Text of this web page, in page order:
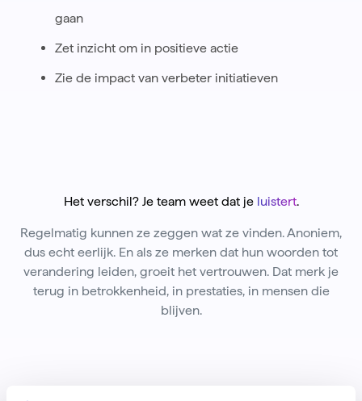
gaan
Zet inzicht om in positieve actie
Zie de impact van verbeter initiatieven
Het verschil? Je team weet dat je luistert.
Regelmatig kunnen ze zeggen wat ze vinden. Anoniem,
dus echt eerlijk. En als ze merken dat hun woorden tot
verandering leiden, groeit het vertrouwen. Dat merk je
terug in betrokkenheid, in prestaties, in mensen die
blijven.